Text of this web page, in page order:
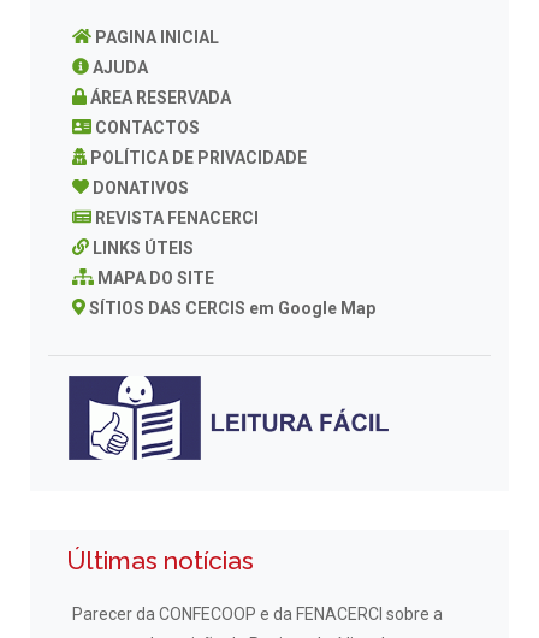
PAGINA INICIAL
AJUDA
ÁREA RESERVADA
CONTACTOS
POLÍTICA DE PRIVACIDADE
DONATIVOS
REVISTA FENACERCI
LINKS ÚTEIS
MAPA DO SITE
SÍTIOS DAS CERCIS em Google Map
Últimas notícias
Parecer da CONFECOOP e da FENACERCI sobre a